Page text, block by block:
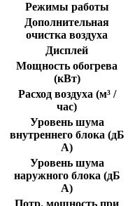
Режимы работы
Дополнительная
очистка воздуха
Дисплей
Мощность обогрева
(кВт)
Расход воздуха (м³ /
час)
Уровень шума
внутреннего блока (дБ
А)
Уровень шума
наружного блока (дБ
А)